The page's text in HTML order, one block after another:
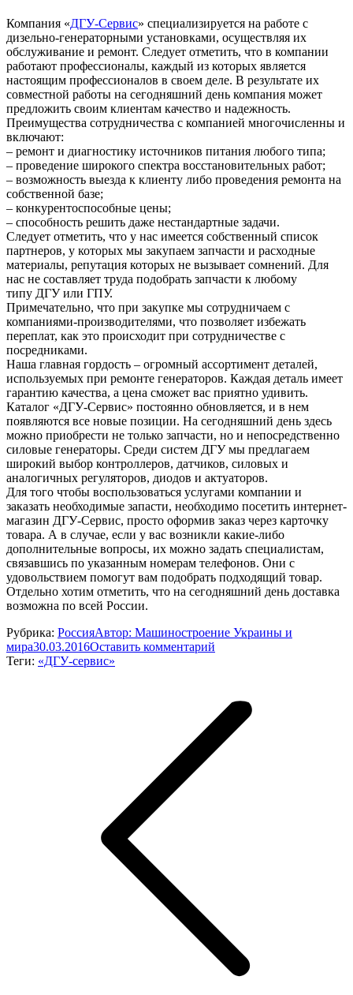
Компания «ДГУ-Сервис» специализируется на работе с
дизельно-генераторными установками, осуществляя их
обслуживание и ремонт. Следует отметить, что в компании
работают профессионалы, каждый из которых является
настоящим профессионалов в своем деле. В результате их
совместной работы на сегодняшний день компания может
предложить своим клиентам качество и надежность.
Преимущества сотрудничества с компанией многочисленны и
включают:
– ремонт и диагностику источников питания любого типа;
– проведение широкого спектра восстановительных работ;
– возможность выезда к клиенту либо проведения ремонта на
собственной базе;
– конкурентоспособные цены;
– способность решить даже нестандартные задачи.
Следует отметить, что у нас имеется собственный список
партнеров, у которых мы закупаем запчасти и расходные
материалы, репутация которых не вызывает сомнений. Для
нас не составляет труда подобрать запчасти к любому
типу ДГУ или ГПУ.
Примечательно, что при закупке мы сотрудничаем с
компаниями-производителями, что позволяет избежать
переплат, как это происходит при сотрудничестве с
посредниками.
Наша главная гордость – огромный ассортимент деталей,
используемых при ремонте генераторов. Каждая деталь имеет
гарантию качества, а цена сможет вас приятно удивить.
Каталог «ДГУ-Сервис» постоянно обновляется, и в нем
появляются все новые позиции. На сегодняшний день здесь
можно приобрести не только запчасти, но и непосредственно
силовые генераторы. Среди систем ДГУ мы предлагаем
широкий выбор контроллеров, датчиков, силовых и
аналогичных регуляторов, диодов и актуаторов.
Для того чтобы воспользоваться услугами компании и
заказать необходимые запасти, необходимо посетить интернет-
магазин ДГУ-Сервис, просто оформив заказ через карточку
товара. А в случае, если у вас возникли какие-либо
дополнительные вопросы, их можно задать специалистам,
связавшись по указанным номерам телефонов. Они с
удовольствием помогут вам подобрать подходящий товар.
Отдельно хотим отметить, что на сегодняшний день доставка
возможна по всей России.
Рубрика: РоссияАвтор: Машиностроение Украины и
мира30.03.2016Оставить комментарий
Теги: «ДГУ-сервис»